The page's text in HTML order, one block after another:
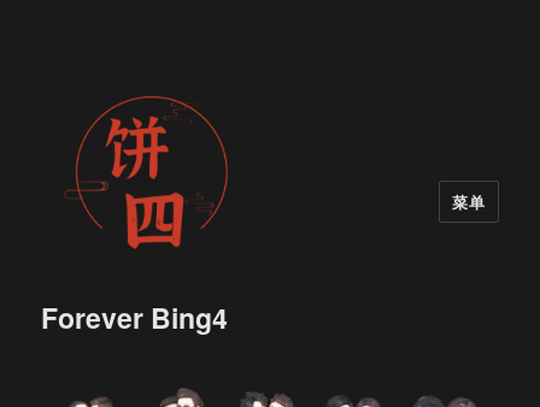
Forever Bing4
菜单